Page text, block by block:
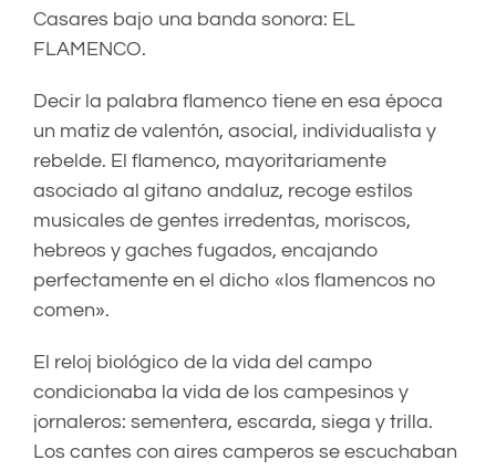
Casares bajo una banda sonora: EL
FLAMENCO.
Decir la palabra flamenco tiene en esa época
un matiz de valentón, asocial, individualista y
rebelde. El flamenco, mayoritariamente
asociado al gitano andaluz, recoge estilos
musicales de gentes irredentas, moriscos,
hebreos y gaches fugados, encajando
perfectamente en el dicho «los flamencos no
comen».
El reloj biológico de la vida del campo
condicionaba la vida de los campesinos y
jornaleros: sementera, escarda, siega y trilla.
Los cantes con aires camperos se escuchaban